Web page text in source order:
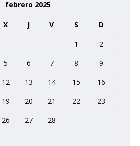
febrero 2025
X J V S D
1
2
5 6 7 8
9
12 13 14 15
16
19 20 21 22
23
26 27
28